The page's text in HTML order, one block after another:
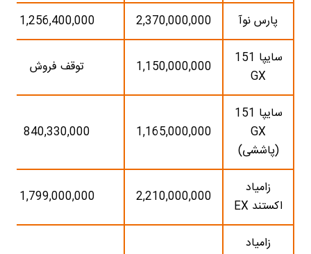
پارس نوآ 2,370,000,000
1,256,400,000
سایپا 151
GX
1,150,000,000 توقف فروش
سایپا 151
GX
(پاششی)
1,165,000,000
840,330,000
زامیاد
اکستند EX
2,210,000,000
1,799,000,000
زامیاد